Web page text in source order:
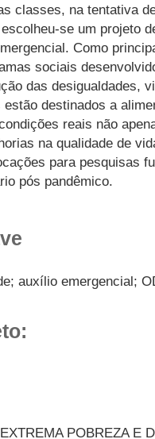
classes, na tentativa
se um projeto
Como
sociais
das desigualdades,
destinados a
reais não
na qualidade de
para pesquisas
pós pandêmico.
auxílio emergencial;
POBREZA E